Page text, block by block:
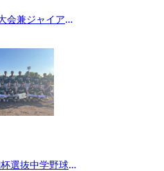
会兼ジャイアン
選抜中学野球佐